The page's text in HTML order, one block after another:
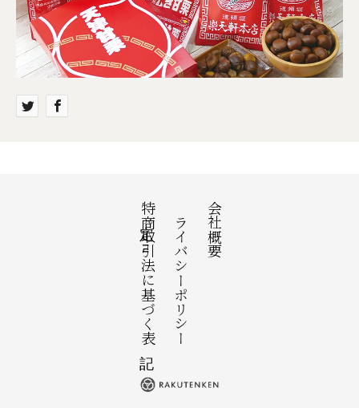
会社概要
プライバシーポリシー
特定商取引法に基づく表記